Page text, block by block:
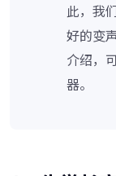
此，我
好的变
介绍，
器。